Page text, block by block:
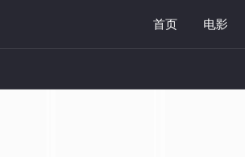
首页 电影